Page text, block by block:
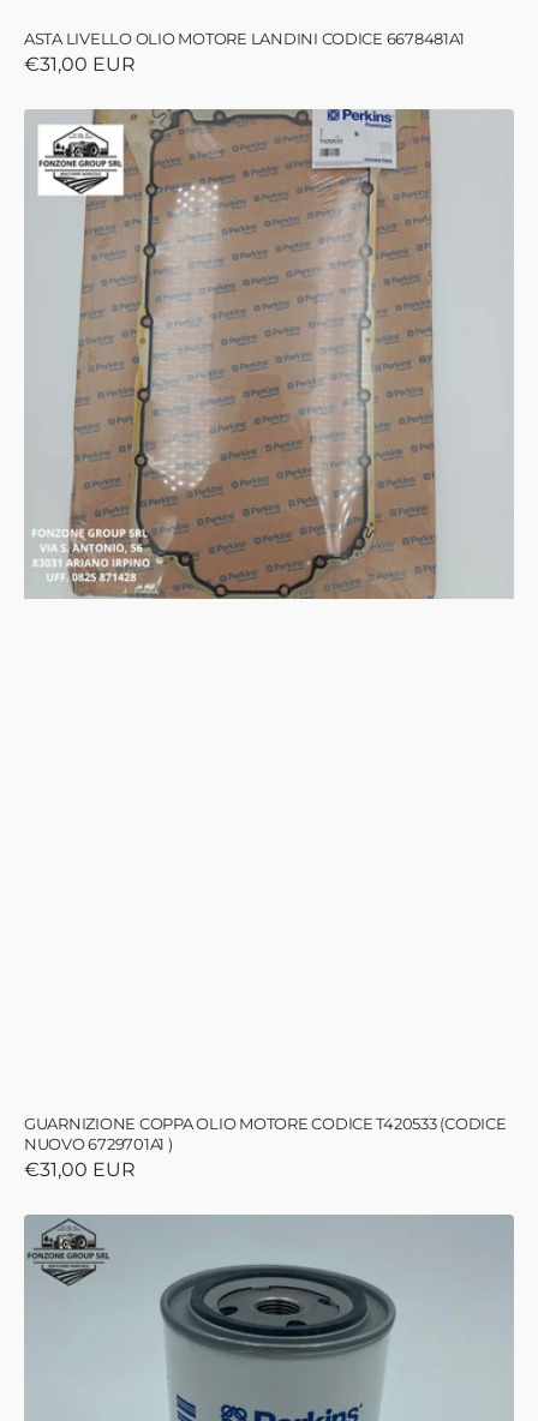
ASTA LIVELLO OLIO MOTORE LANDINI CODICE 6678481A1
Prezzo
listino
€31,00 EUR
GUARNIZIONE
COPPA
OLIO
MOTORE
CODICE
T420533
(CODICE
NUOVO
6729701A1
GUARNIZIONE COPPA OLIO MOTORE CODICE T420533 (CODICE
NUOVO 6729701A1 )
Prezzo
listino
€31,00 EUR
Filtro
olio
motore